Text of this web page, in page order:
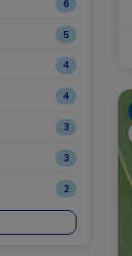
6
5
4
4
3
3
2